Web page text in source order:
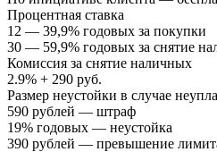
Процентная ставка
12 — 39,9% годовых за покупки
30 — 59,9% годовых за снятие
Комиссия за снятие наличных
2.9% + 290 руб.
Размер неустойки в случае
590 рублей — штраф
19% годовых — неустойка
390 рублей — превышение